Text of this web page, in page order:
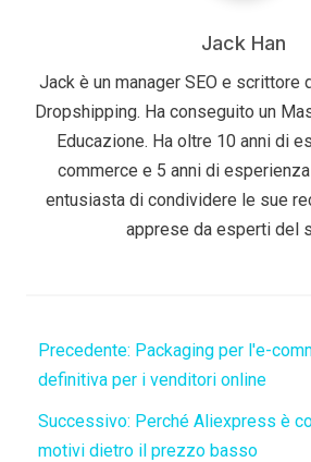
Jack Han
Jack è un manager SEO e scrittore
Dropshipping. Ha conseguito un
Educazione. Ha oltre 10 anni di
commerce e 5 anni di esperienza
entusiasta di condividere le sue
apprese da esperti del
Precedente: Packaging per l'e-
definitiva per i venditori online
Successivo: Perché Aliexpress è
motivi dietro il prezzo basso